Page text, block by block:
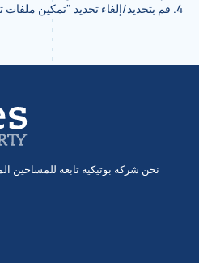
4. قم بتحديد/إلغاء تحديد "تمكين ملفات تعريف الارتباط".
نحن شركة بوتيكية تابعة للمساحين